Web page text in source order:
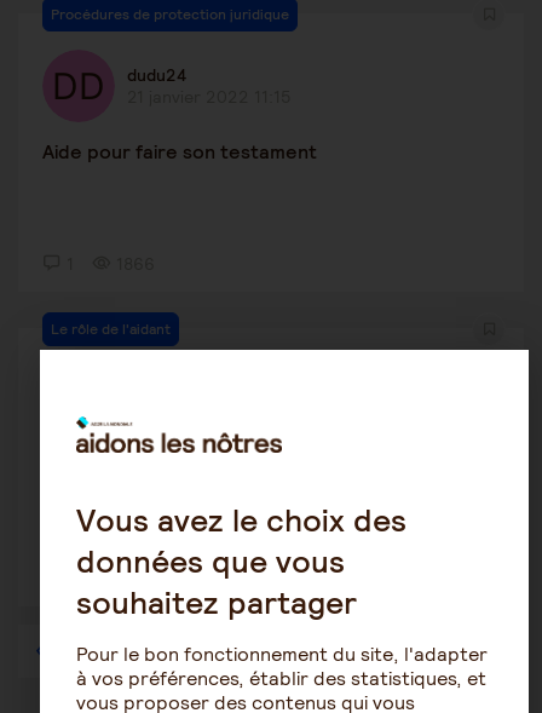
Procédures de protection juridique
dudu24
Aide pour faire son testament
Le rôle de l'aidant
1678
1 … 34 35 36 37 38 39 40 … 57
Vous avez le choix des
données que vous
souhaitez partager
Pour le bon fonctionnement du site, l'adapter
à vos préférences, établir des statistiques, et
vous proposer des contenus qui vous